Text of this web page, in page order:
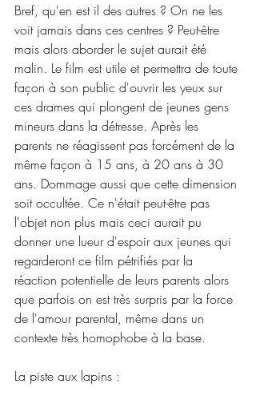
Bref, qu'en est il des autres ? On ne les
voit jamais dans ces centres ? Peut-être
mais alors aborder le sujet aurait été
malin. Le film est utile et permettra de toute
façon à son public d'ouvrir les yeux sur
ces drames qui plongent de jeunes gens
mineurs dans la détresse. Après les
parents ne réagissent pas forcément de la
même façon à 15 ans, à 20 ans à 30
ans. Dommage aussi que cette dimension
soit occultée. Ce n'était peut-être pas
l'objet non plus mais ceci aurait pu
donner une lueur d'espoir aux jeunes qui
regarderont ce film pétrifiés par la
réaction potentielle de leurs parents alors
que parfois on est très surpris par la force
de l'amour parental, même dans un
contexte très homophobe à la base.
La piste aux lapins :